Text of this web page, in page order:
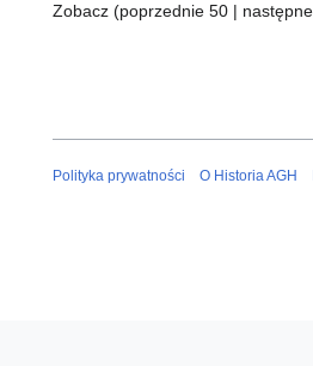
Zobacz (poprzednie 50 |
Polityka prywatności O Historia AGH